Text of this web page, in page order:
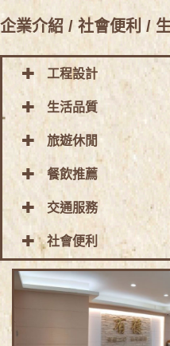
企業介紹 / 社會便利 /
工程設計
生活品質
旅遊休閒
餐飲推薦
交通服務
社會便利